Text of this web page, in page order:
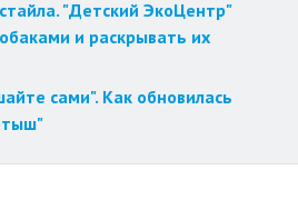
"Детский ЭкоЦентр"
и раскрывать их
сами". Как обновилась